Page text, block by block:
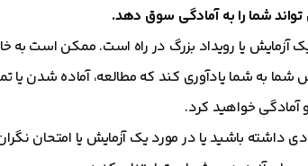
آزمایش یا رویداد بزرگ در راه است. ممکن است
شما به شما یادآوری کند که مطالعه، آماده شدن
خواهید کرد.
داشته باشید یا در مورد یک آزمایش یا امتحان